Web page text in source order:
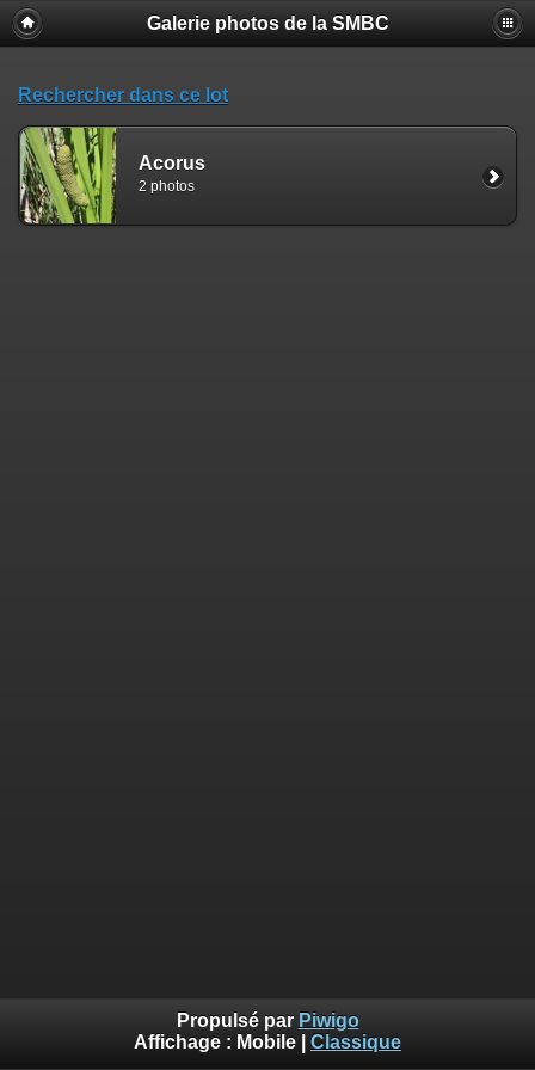
Galerie photos de la SMBC
Rechercher dans ce lot
Acorus
2 photos
Propulsé par Piwigo
Affichage : Mobile Classique